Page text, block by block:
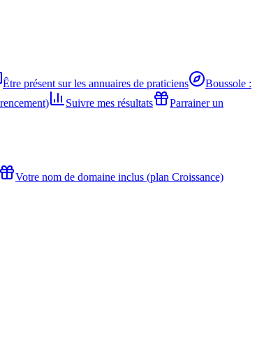
Être présent sur les annuaires de praticiens
Boussole :
Suivre mes résultats
Parrainer un
Votre nom de domaine inclus (plan Croissance)